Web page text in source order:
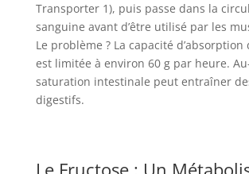
Transporter 1), puis passe dans la
sanguine avant d’être utilisé par les
Le problème ? La capacité d’absorption
est limitée à environ 60 g par heure.
saturation intestinale peut entraîner
digestifs.
Le Fructose : Un